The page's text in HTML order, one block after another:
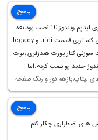
با عرض سلام و خسته نباشید روی لپتاپم ویندوز 10 نصب بود،بعد
از چند مدت اومدم ویندوز عوض کنم توی قسمت ufei و legacy
کنار پورت هندزفری ،بوت
جدید رو نصب کردم،اما
لپتاپ،بازهم نور و رنگ صفحه
مثل سابق نیست(نور زیاده و بی
کردن و غیره هم نور و
خواهشمند است راهنمایی
پاسخ
های اضطراری چکار کنم
پاسخ